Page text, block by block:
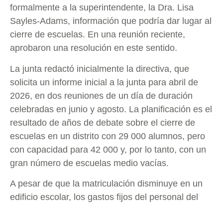
formalmente a la superintendente, la Dra. Lisa
Sayles-Adams, información que podría dar lugar al
cierre de escuelas. En una reunión reciente,
aprobaron una resolución en este sentido.
La junta redactó inicialmente la directiva, que
solicita un informe inicial a la junta para abril de
2026, en dos reuniones de un día de duración
celebradas en junio y agosto. La planificación es el
resultado de años de debate sobre el cierre de
escuelas en un distrito con 29 000 alumnos, pero
con capacidad para 42 000 y, por lo tanto, con un
gran número de escuelas medio vacías.
A pesar de que la matriculación disminuye en un
edificio escolar, los gastos fijos del personal del